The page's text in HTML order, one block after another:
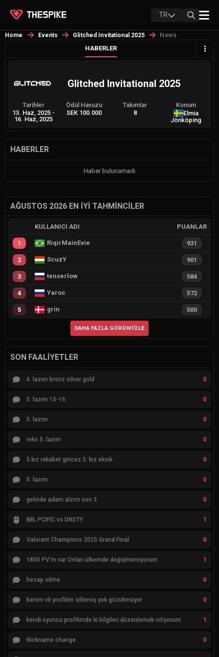
TR
Home Events Glitched Invitational 2025
News
HABERLER
Glitched Invitational 2025
Tarihler
13. Haz, 2025 -
16. Haz, 2025
Ödül Havuzu
SEK 100.000
Takımlar
8
Konum
Elmia
Jönköping
HABERLER
Haber bulunamadı
AĞUSTOS 2026 EN İYI TAHMINCILER
KULLANICI ADI PUANLAR
1 RiqirMainEvie 931
2 ScuzY 901
3 tenserlow 584
4 Yaroc 572
5 grin 500
DAHA FAZLA GÖRÜNTÜLE
SON FAALIYETLER
4. lazım bronz silver gold 0
5. lazım 15-16 0
5. lazım 0
reko 5. lazım 0
5 kız rekabet giricez 5. kız eksik 0
5. lazım 0
gelınde adam alzım son 3 0
BBL PCIFIC vs DNSTY 1
Valorant Champions 2025 Grand Final 0
1850 PV'm var Onları ülkemde değiştiremiyorum 1
hesap silme 0
benim vlr profilim silinmiş yok gözükmüyor 0
kendi oyuncu profilimde ki bilgileri düzenlemek istiyorum 1
Nickname change 0